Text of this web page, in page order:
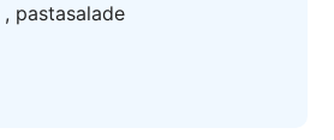
, pastasalade